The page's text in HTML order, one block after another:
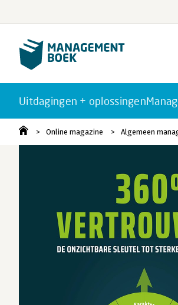
Uitdagingen + oplossingen
Online magazine Algemeen